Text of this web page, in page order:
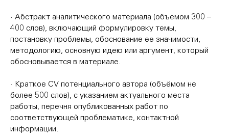
· Абстракт аналитического материала (объемом 300 –
400 слов), включающий формулировку темы,
постановку проблемы, обоснование ее значимости,
методологию, основную идею или аргумент, который
обосновывается в материале.
· Краткое CV потенциального автора (объёмом не
более 500 слов), с указанием актуального места
работы, перечня опубликованных работ по
соответствующей проблематике, контактной
информации.